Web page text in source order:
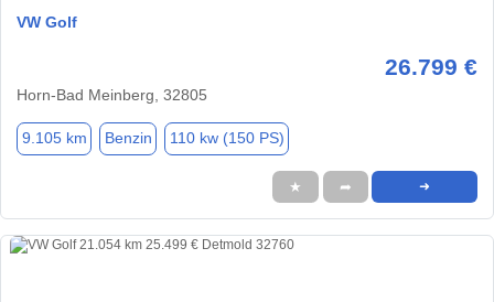
VW Golf
26.799 €
Horn-Bad Meinberg, 32805
9.105 km Benzin 110 kw (150 PS)
★ ➦ ➜